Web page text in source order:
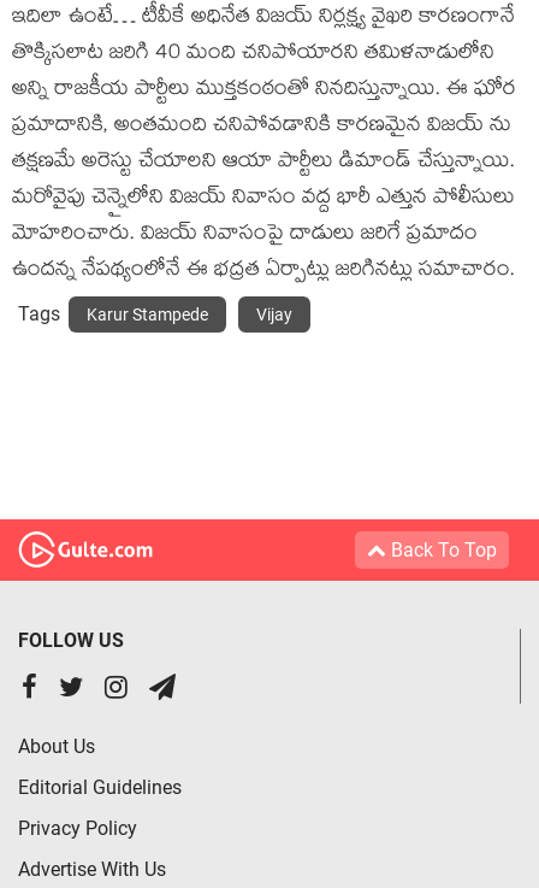
ఇదిలా ఉంటే… టీవీకే అధినేత విజయ్ నిర్లక్ష్య వైఖరి కారణంగానే
తొక్కిసలాట జరిగి 40 మంది చనిపోయారని తమిళనాడులోని
అన్ని రాజకీయ పార్టీలు ముక్తకంఠంతో నినదిస్తున్నాయి. ఈ ఘోర
ప్రమాదానికి, అంతమంది చనిపోవడానికి కారణమైన విజయ్ ను
తక్షణమే అరెస్టు చేయాలని ఆయా పార్టీలు డిమాండ్ చేస్తున్నాయి.
మరోవైపు చెన్నైలోని విజయ్ నివాసం వద్ద భారీ ఎత్తున పోలీసులు
మోహరించారు. విజయ్ నివాసంపై దాడులు జరిగే ప్రమాదం
ఉందన్న నేపథ్యంలోనే ఈ భద్రత ఏర్పాట్లు జరిగినట్లు సమాచారం.
Tags Karur Stampede Vijay
Back To Top
FOLLOW US
About Us
Editorial Guidelines
Privacy Policy
Advertise With Us